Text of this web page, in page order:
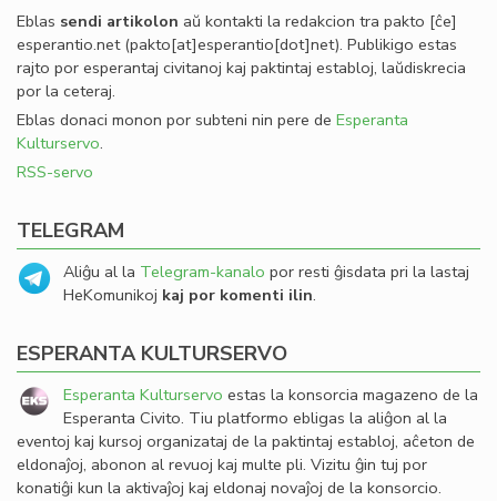
Eblas sendi artikolon aŭ kontakti la redakcion tra pakto [ĉe]
esperantio.net(pakto[at]esperantio[dot]net). Publikigo estas
rajto por esperantaj civitanoj kaj paktintaj establoj, laŭdiskrecia
por la ceteraj.
Eblas donaci monon por subteni nin pere de Esperanta
Kulturservo.
RSS-servo
TELEGRAM
Aliĝu al la Telegram-kanalo por resti ĝisdata pri la lastaj
HeKomunikoj kaj por komenti ilin.
ESPERANTA KULTURSERVO
Esperanta Kulturservo estas la konsorcia magazeno de la
Esperanta Civito. Tiu platformo ebligas la aliĝon al la
eventoj kaj kursoj organizataj de la paktintaj establoj, aĉeton de
eldonaĵoj, abonon al revuoj kaj multe pli. Vizitu ĝin tuj por
konatiĝi kun la aktivaĵoj kaj eldonaj novaĵoj de la konsorcio.